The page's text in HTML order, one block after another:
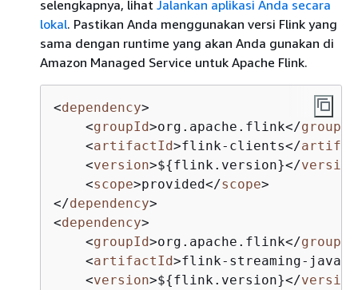
selengkapnya, lihat Jalankan aplikasi Anda secara
lokal. Pastikan Anda menggunakan versi Flink yang
sama dengan runtime yang akan Anda gunakan di
Amazon Managed Service untuk Apache Flink.
<dependency>
<groupId>org.apache.flink</groupId
<artifactId>flink-clients</
<version>${flink.version}</version
<scope>provided</scope>
</dependency>
<dependency>
<groupId>org.apache.flink</groupId
<artifactId>flink-streaming-java
<version>${flink.version}</version